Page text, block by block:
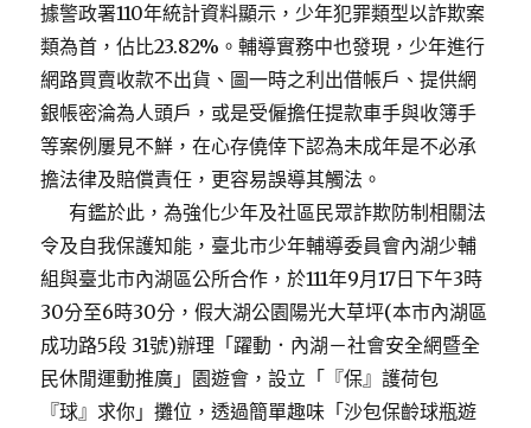
據警政署110年統計資料顯示，少年犯罪類型以詐欺案
類為首，佔比23.82%。輔導實務中也發現，少年進行
網路買賣收款不出貨、圖一時之利出借帳戶、提供網
銀帳密淪為人頭戶，或是受僱擔任提款車手與收簿手
等案例屢見不鮮，在心存僥倖下認為未成年是不必承
擔法律及賠償責任，更容易誤導其觸法。
有鑑於此，為強化少年及社區民眾詐欺防制相關法
令及自我保護知能，臺北市少年輔導委員會內湖少輔
組與臺北市內湖區公所合作，於111年9月17日下午3時
30分至6時30分，假大湖公園陽光大草坪(本市內湖區
成功路5段 31號)辦理「躍動．內湖－社會安全網暨全
民休閒運動推廣」園遊會，設立「『保』護荷包
『球』求你」攤位，透過簡單趣味「沙包保齡球瓶遊